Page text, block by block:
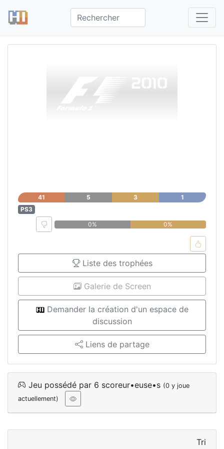
41 5 3
1
PS3
0%
0%
Liste des trophées
Galerie de Screen
Demander la création d'un espace de
discussion
Liens de partage
Jeu possédé par 6 scoreur•euse•s (0 y joue
actuellement)
Tri